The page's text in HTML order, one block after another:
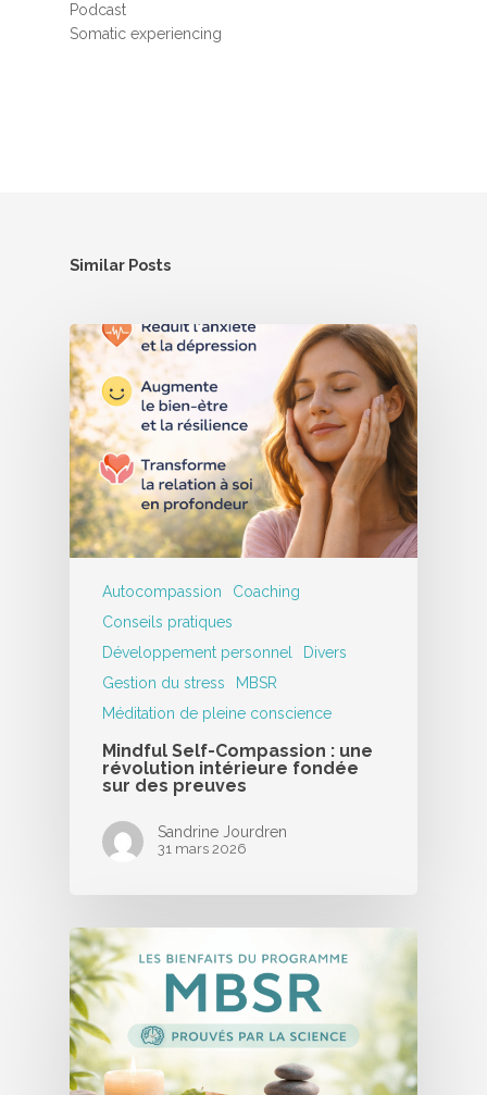
Podcast
Somatic experiencing
Similar Posts
Autocompassion
Coaching
Conseils pratiques
Développement personnel
Divers
Gestion du stress
MBSR
Méditation de pleine conscience
Mindful Self-Compassion : une
révolution intérieure fondée
sur des preuves
Sandrine Jourdren
31 mars 2026